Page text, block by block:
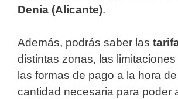
Denia (Alicante).
Además, podrás saber las
distintas zonas, las
las formas de pago a la hora
cantidad necesaria para poder